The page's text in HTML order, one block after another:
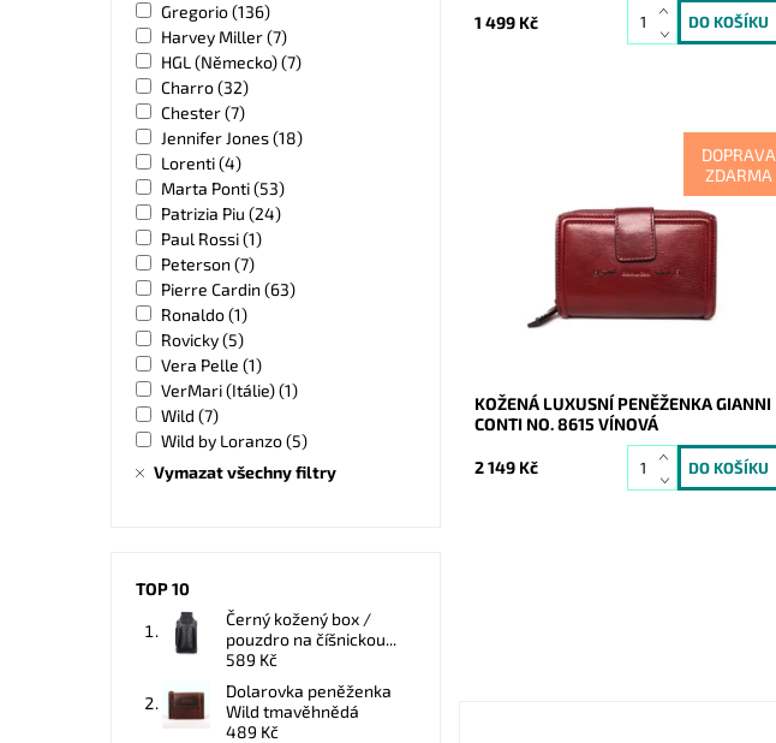
1 499 Kč
DOPRAVA
ZDARMA
Dopřejte si a svým financím luxus
v prvotřídní kvalitě vínové peněženky
Gianni Conti. Jednou vyzkoušíte a již
nikdy nebudete chtít měnit!
Dostupnost:
Značka:
KOŽENÁ LUXUSNÍ PENĚŽENKA GIANNI
CONTI NO. 8615 VÍNOVÁ
2 149 Kč
Gregorio(136)
Harvey Miller(7)
HGL (Německo)(7)
Charro(32)
Chester(7)
Jennifer Jones(18)
Lorenti(4)
Marta Ponti(53)
Patrizia Piu (24)
Paul Rossi(1)
Peterson (7)
Pierre Cardin (63)
Ronaldo(1)
Rovicky(5)
Vera Pelle (1)
VerMari (Itálie)(1)
Wild (7)
Wild by Loranzo(5)
Vymazat všechny filtry
TOP 10
Černý kožený box /
pouzdro na číšnickou...
589 Kč
Dolarovka peněženka
Wild tmavěhnědá
489 Kč